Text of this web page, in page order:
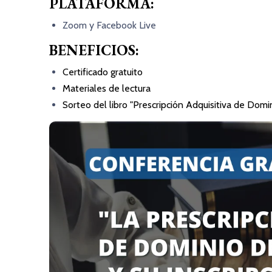
Zoom y Facebook Live
BENEFICIOS:
Certificado gratuito
Materiales de lectura
Sorteo del libro "Prescripción Adquisitiva de